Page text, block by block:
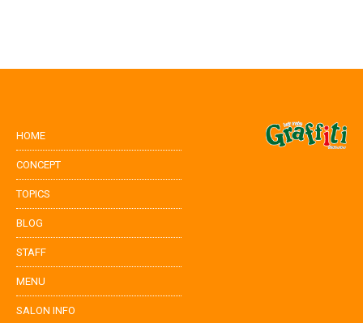
HOME
CONCEPT
TOPICS
BLOG
STAFF
MENU
SALON INFO